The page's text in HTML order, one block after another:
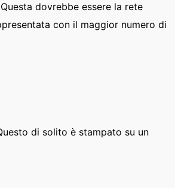
dovrebbe essere la rete
con il maggior numero di
di solito è stampato su un